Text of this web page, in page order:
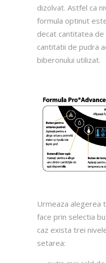
dizolvat. Astfel ca
formula optinut
decat cantitatea de
cantitatii de pudra
biberonului utilizat.
Urmeaza alegerea
face prin selectia
caz exista trei
setarea: